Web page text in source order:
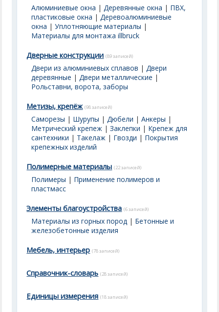
Алюминиевые окна |Деревянные окна | ПВХ,
пластиковые окна |Деревоалюминиевые
окна |Уплотняющие материалы |
Материалы для монтажа illbruck
Дверные конструкции (89 записей)
Двери из алюминиевых сплавов |Двери
деревянные |Двери металлические |
Рольставни, ворота, заборы
Метизы, крепёж (98 записей)
Саморезы | Шурупы |Дюбели |Анкеры |
Метрический крепеж |Заклепки | Крепеж для
сантехники | Такелаж | Гвозди | Покрытия
крепежных изделий
Полимерные материалы (22 записей)
Полимеры | Применение полимеров и
пластмасс
Элементы благоустройства (6 записей)
Материалы из горных пород | Бетонные и
железобетонные изделия
Мебель, интерьер (78 записей)
Справочник-словарь (28 записей)
Единицы измерения (18 записей)